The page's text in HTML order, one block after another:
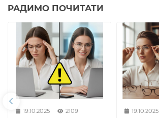
РАДИМО ПОЧИТАТИ
19.10.2025 2109 19.10.2025